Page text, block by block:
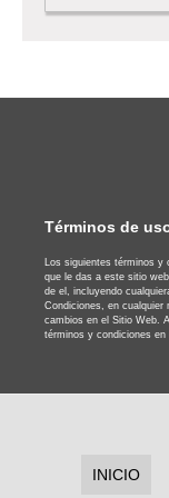
Términos de
Los siguientes términos y
que le das a este sitio
de el, incluyendo
Condiciones, en cualquier
cambios en el Sitio Web.
términos y condiciones
INICIO